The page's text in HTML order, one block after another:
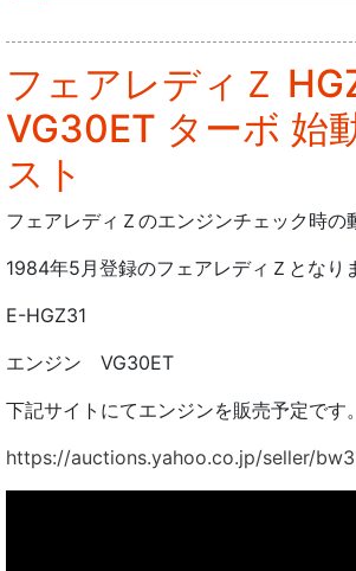
フェアレディＺ
VG30ET ターボ
スト
フェアレディＺのエンジンチェック時の
1984年5月登録のフェアレディＺとなり
E-HGZ31
エンジン VG30ET
下記サイトにてエンジンを販売予定です。
https://auctions.yahoo.co.jp/seller/